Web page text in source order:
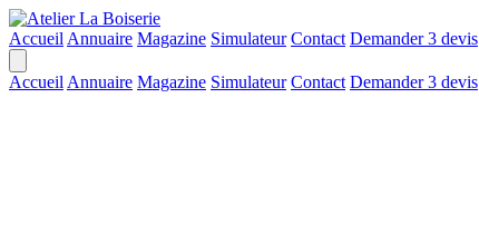
Accueil Annuaire Magazine Simulateur Contact Demander 3 devis
Accueil Annuaire Magazine Simulateur Contact Demander 3 devis